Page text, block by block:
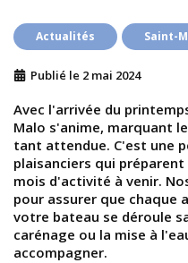
Publié le 2 mai 2024
Avec l'arrivée du
Malo s'anime, marquant
tant attendue. C'est une
plaisanciers qui
mois d'activité à venir.
pour assurer que chaque
votre bateau se déroule
carénage ou la mise à
accompagner.